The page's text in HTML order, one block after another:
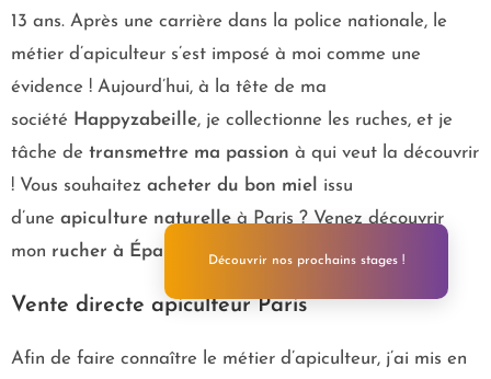
Découvrir nos prochains stages !
13 ans. Après une carrière dans la police nationale, le
métier d’apiculteur s’est imposé à moi comme une
évidence ! Aujourd’hui, à la tête de ma
société Happyzabeille, je collectionne les ruches, et je
tâche de transmettre ma passion à qui veut la découvrir
! Vous souhaitez acheter du bon miel
issu
d’une apiculture naturelle à Paris ? Venez découvrir
mon rucher à Épaux-Bézu
Vente directe apiculteur Paris
Afin de faire connaître le métier d’apiculteur, j’ai mis en